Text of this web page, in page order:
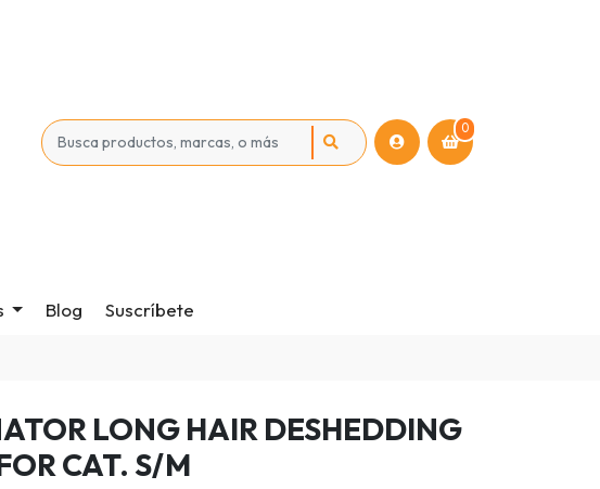
0
Blog Suscríbete
LONG HAIR DESHEDDING
CAT. S/M